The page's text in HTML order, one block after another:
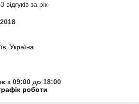
за рік
Україна
з 09:00 до 18:00
роботи